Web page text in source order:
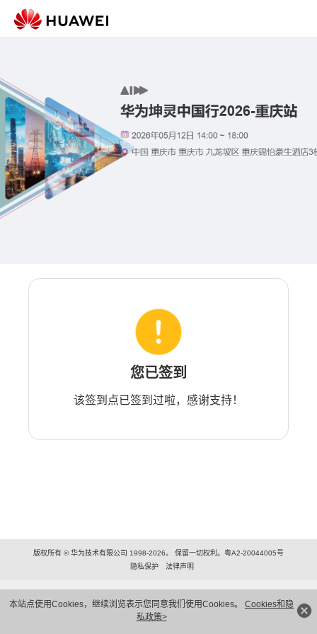
本站点使用Cookies，继续浏览表示您同意我们使用Cookies。 Cookies和隐
私政策>
您已签到
该签到点已签到过啦，感谢支持！
版权所有 © 华为技术有限公司 1998-2026。 保留一切权利。粤A2-20044005号
隐私保护
法律声明